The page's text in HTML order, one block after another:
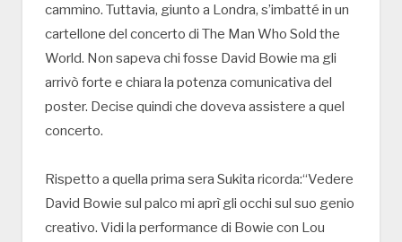
cammino. Tuttavia, giunto a Londra, s’imbatté in un
cartellone del concerto di The Man Who Sold the
World. Non sapeva chi fosse David Bowie ma gli
arrivò forte e chiara la potenza comunicativa del
poster. Decise quindi che doveva assistere a quel
concerto.
Rispetto a quella prima sera Sukita ricorda:“Vedere
David Bowie sul palco mi aprì gli occhi sul suo genio
creativo. Vidi la performance di Bowie con Lou